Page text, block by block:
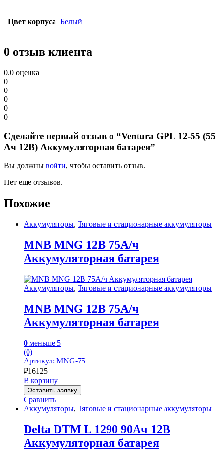
Цвет корпуса Белый
0 отзыв клиента
0.0 оценка
0
0
0
0
0
Сделайте первый отзыв о “Ventura GPL 12-55 (55
Ач 12В) Аккумуляторная батарея”
Вы должны войти, чтобы оставить отзыв.
Нет еще отзывов.
Похожие
Аккумуляторы, Тяговые и стационарные аккумуляторы
MNB MNG 12В 75А/ч
Аккумуляторная батарея
Аккумуляторы, Тяговые и стационарные аккумуляторы
MNB MNG 12В 75А/ч
Аккумуляторная батарея
0 меньше 5
(0)
Артикул: MNG-75
₽16125
В корзину
Оставить заявку
Сравнить
Аккумуляторы, Тяговые и стационарные аккумуляторы
Delta DTM L 1290 90Ач 12В
Аккумуляторная батарея